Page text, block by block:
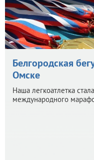
Белгородская
Омске
Наша легкоатлетка
международного